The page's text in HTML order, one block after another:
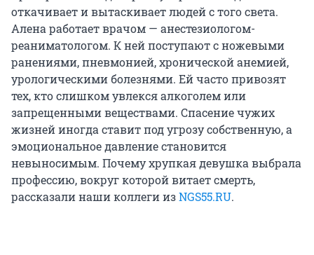
откачивает и вытаскивает людей с того света.
Алена работает врачом — анестезиологом-
реаниматологом. К ней поступают с ножевыми
ранениями, пневмонией, хронической анемией,
урологическими болезнями. Ей часто привозят
тех, кто слишком увлекся алкоголем или
запрещенными веществами. Спасение чужих
жизней иногда ставит под угрозу собственную, а
эмоциональное давление становится
невыносимым. Почему хрупкая девушка выбрала
профессию, вокруг которой витает смерть,
рассказали наши коллеги изNGS55.RU.